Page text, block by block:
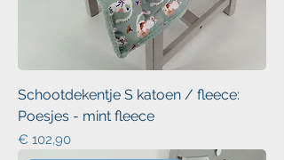
Schootdekentje S katoen / fleece:
Poesjes - mint fleece
Prijs
€ 102,90